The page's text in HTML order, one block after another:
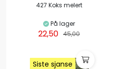
427 Koks melert
På lager
22,50 45,00
Siste sjanse
Siste sjanse
Siste sjanse